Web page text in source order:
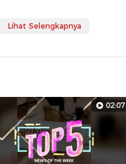
Lihat Selengkapnya
02:07